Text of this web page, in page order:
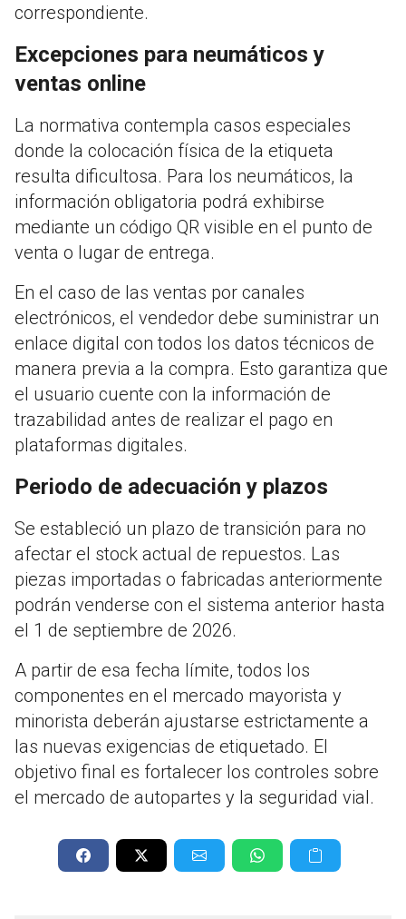
correspondiente.
Excepciones para neumáticos y
ventas online
La normativa contempla casos especiales
donde la colocación física de la etiqueta
resulta dificultosa. Para los neumáticos, la
información obligatoria podrá exhibirse
mediante un código QR visible en el punto de
venta o lugar de entrega.
En el caso de las ventas por canales
electrónicos, el vendedor debe suministrar un
enlace digital con todos los datos técnicos de
manera previa a la compra. Esto garantiza que
el usuario cuente con la información de
trazabilidad antes de realizar el pago en
plataformas digitales.
Periodo de adecuación y plazos
Se estableció un plazo de transición para no
afectar el stock actual de repuestos. Las
piezas importadas o fabricadas anteriormente
podrán venderse con el sistema anterior hasta
el 1 de septiembre de 2026.
A partir de esa fecha límite, todos los
componentes en el mercado mayorista y
minorista deberán ajustarse estrictamente a
las nuevas exigencias de etiquetado. El
objetivo final es fortalecer los controles sobre
el mercado de autopartes y la seguridad vial.